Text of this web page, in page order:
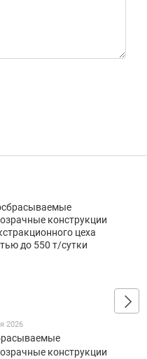
2026
конструкции